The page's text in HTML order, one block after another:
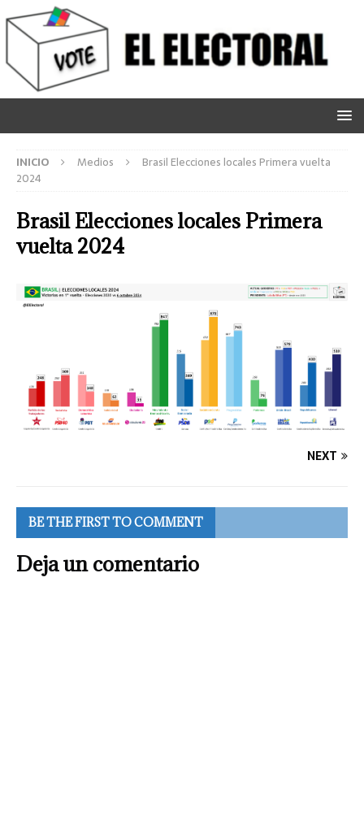
INICIO Medios
Brasil Elecciones locales Primera vuelta
2024
Brasil Elecciones locales Primera
vuelta 2024
NEXT
BE THE FIRST TO COMMENT
Deja un comentario